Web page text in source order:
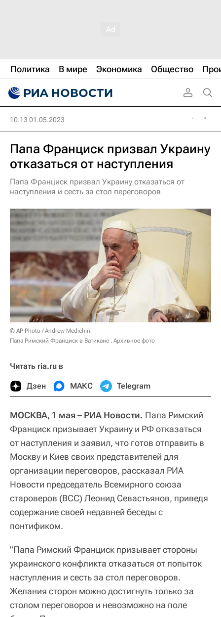
Политика В мире Экономика Общество
10:13 01.05.2023
Папа Франциск призвал Украину
отказаться от наступления
Папа Франциск призвал Украину отказаться от
наступления и сесть за стол переговоров
© AP Photo / Andrew Medichini
Папа Римский Франциск в Ватикане . Архивное фото
Читать ria.ru в
Дзен МАКС Telegram
МОСКВА, 1 мая – РИА Новости. Папа Римский
Франциск призывает Украину и РФ отказаться
от наступления и заявил, что готов отправить в
Москву и Киев своих представителей для
организации переговоров, рассказал РИА
Новости председатель Всемирного союза
староверов (ВСС) Леонид Севастьянов, приведя
содержание своей недавней беседы с
понтификом.
"Папа Римский Франциск призывает стороны
украинского конфликта отказаться от попыток
наступления и сесть за стол переговоров.
Желания сторон можно достигнуть только за
столом переговоров и невозможно на поле